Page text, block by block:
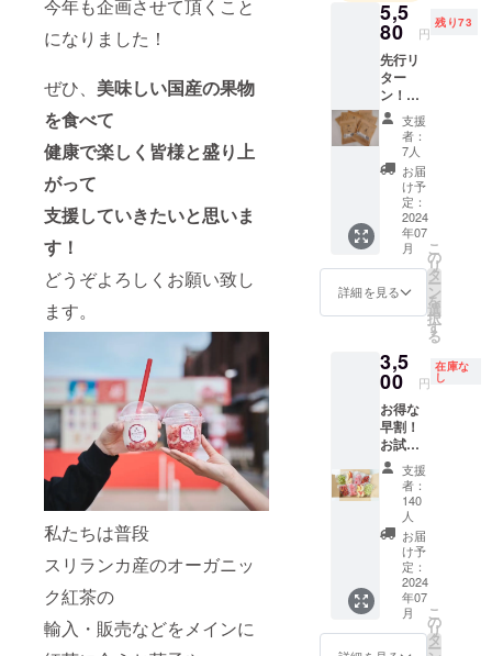
今年も企画させて頂くこと
になりました！
ぜひ、 美味しい国産の果物
を食べて
健康で楽しく皆様と盛り上
がって
支援していきたいと思いま
す！
どうぞよろしくお願い致し
ます。
私たちは普段
スリランカ産のオーガニッ
ク紅茶の
輸入・販売などをメインに
5,5
80 円
残り73
先行リ
ター
ン！セ
イロン
認証 手
摘み有
機・紅
茶50包
×2個 手
摘み有
機・
アール
グレイ
紅茶50
包×2個
詰め合
セッ
ト！
【セイ
ロン認
証！有
機紅茶
100包＆
アール
グレイ
紅茶100
包】 通
常7700
円（紅
6000円
+1000
円+税）
先行特
支援
者：
7人
お届
け予
定：
2024
年07
月
詳細を見る
こ
の
リ
タ
ー
ン
を
選
択
す
る
3,5
00 円
在庫な
し
お得な
早割！
お試し
セット
お任せ
国産完
熟！ 冷
凍果物
合計
1kg！
通常
5598円
（商品
3800円
支援
者：
140
人
お届
け予
定：
2024
年07
月
こ
の
リ
タ
ー